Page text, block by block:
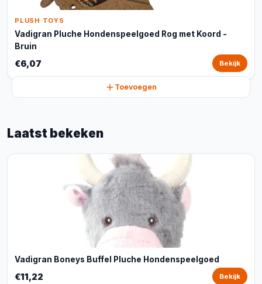
PLUSH TOYS
Vadigran Pluche Hondenspeelgoed Rog met Koord -
Bruin
€6,07 Bekijk
Toevoegen
Laatst bekeken
Vadigran Boneys Buffel Pluche Hondenspeelgoed
€11,22 Bekijk